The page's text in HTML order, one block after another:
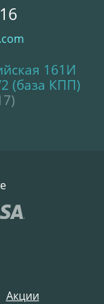
Акции
161И
(база КПП)